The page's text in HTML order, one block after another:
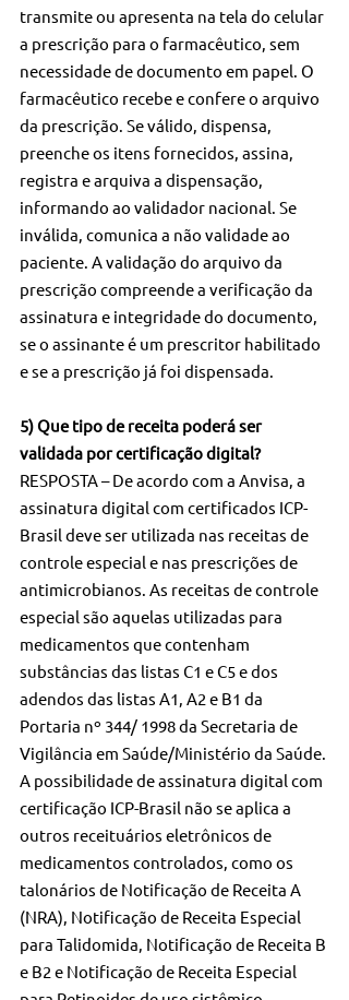
transmite ou apresenta na tela do celular
a prescrição para o farmacêutico, sem
necessidade de documento em papel. O
farmacêutico recebe e confere o arquivo
da prescrição. Se válido, dispensa,
preenche os itens fornecidos, assina,
registra e arquiva a dispensação,
informando ao validador nacional. Se
inválida, comunica a não validade ao
paciente. A validação do arquivo da
prescrição compreende a verificação da
assinatura e integridade do documento,
se o assinante é um prescritor habilitado
e se a prescrição já foi dispensada.
5) Que tipo de receita poderá ser
validada por certificação digital?
RESPOSTA – De acordo com a Anvisa, a
assinatura digital com certificados ICP-
Brasil deve ser utilizada nas receitas de
controle especial e nas prescrições de
antimicrobianos. As receitas de controle
especial são aquelas utilizadas para
medicamentos que contenham
substâncias das listas C1 e C5 e dos
adendos das listas A1, A2 e B1 da
Portaria nº 344/ 1998 da Secretaria de
Vigilância em Saúde/Ministério da Saúde.
A possibilidade de assinatura digital com
certificação ICP-Brasil não se aplica a
outros receituários eletrônicos de
medicamentos controlados, como os
talonários de Notificação de Receita A
(NRA), Notificação de Receita Especial
para Talidomida, Notificação de Receita B
e B2 e Notificação de Receita Especial